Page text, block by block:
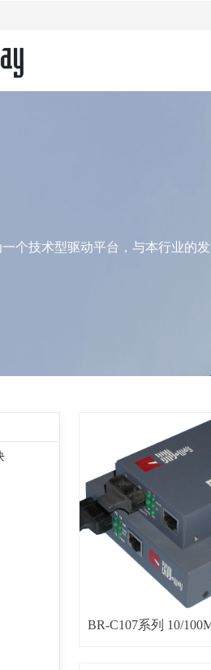
BR-C107系列 10/
个技术型驱动平台，与本行业的